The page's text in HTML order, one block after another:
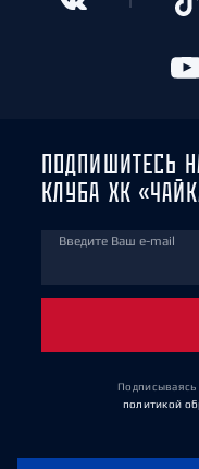
ПОДПИШИТЕСЬ
КЛУБА ХК
Введите Ваш e-mail
Подписываясь
политикой